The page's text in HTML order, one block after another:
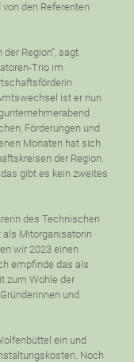
den Referenten
Region“, sagt
Trio im
ist er nun
Förderungen und
Monaten hat sich
der Region.
gibt es kein zweites
des Technischen
als Mitorganisatorin
wir 2023 einen
empfinde das als
zum Wohle der
und
ein und
Noch